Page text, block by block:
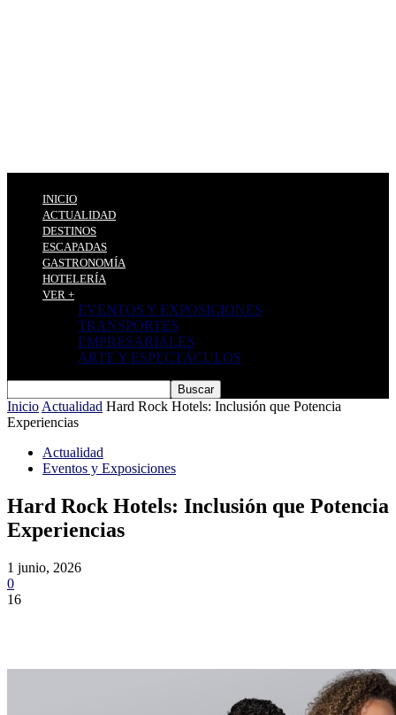
INICIO
ACTUALIDAD
DESTINOS
ESCAPADAS
GASTRONOMÍA
HOTELERÍA
VER +
EVENTOS Y EXPOSICIONES
TRANSPORTES
EMPRESARIALES
ARTE Y ESPECTÁCULOS
Inicio Actualidad Hard Rock Hotels: Inclusión que Potencia
Experiencias
Actualidad
Eventos y Exposiciones
Hard Rock Hotels: Inclusión que Potencia
Experiencias
1 junio, 2026
0
16